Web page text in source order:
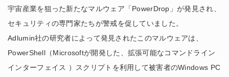
宇宙産業を狙った新たなマルウェア「PowerDrop」が発見され、
セキュリティの専門家たちが警戒を促していました。
Adlumin社の研究者によって発見されたこのマルウェアは、
PowerShell（Microsoftが開発した、拡張可能なコマンドライン
インターフェイス ）スクリプトを利用して被害者のWindows PC